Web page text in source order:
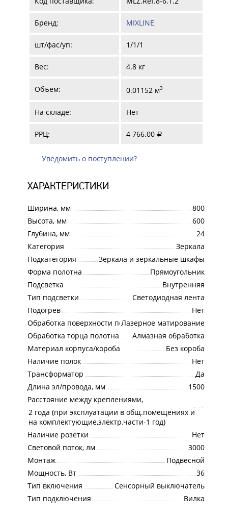
Бренд: MIXLINE
шт/фас/уп: 1/1/1
Вес: 4.8 кг
Объем: 0.01152 м3
На складе: Нет
РРЦ: 4 766.00 a
Уведомить о поступлении?
ХАРАКТЕРИСТИКИ
Ширина, мм
800
Высота, мм
600
Глубина, мм
24
Категория
Зеркала
Подкатегория
Зеркала и зеркальные шкафы
Форма полотна
Прямоугольник
Подсветка
Внутренняя
Тип подсветки
Светодиодная лента
Подогрев
Нет
Обработка поверхности полотнаЛазерное матирование
Обработка торца полотна
Алмазная обработка
Материал корпуса/короба
Без короба
Наличие полок
Нет
Трансформатор
Да
Длина эл/провода, мм
1500
Расстояние между креплениями,
мм
540
Гарантия
2 года (при эксплуатации в общ.помещениях и
на комплектующие,электр.части-1 год)
Наличие розетки
Нет
Световой поток, лм
3000
Монтаж
Подвесной
Мощность, Вт
36
Тип включения
Сенсорный выключатель
Тип подключения
Вилка